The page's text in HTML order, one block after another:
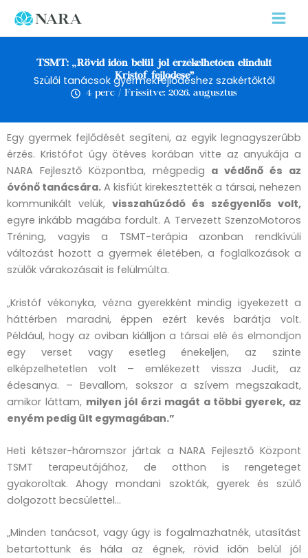
content
TSMT: „Rövid időn belül jól érzékelhetően elindult
Kristóf fejlődése”
Szülői tanácsok gyermekfejlődéshez szakértőktől
4 perc / Frissítve: 2026. augusztus
Egy gyermek fejlődését segíteni, az egyik legnagyszerűbb
érzés. Kristófot úgy ötéves korában vitte az anyukája a
NARA Fejlesztő Központba, mégpedig a védőnő és az
óvónő tanácsára. A kisfiút kirekesztették a társai, nehezen
kommunikált velük, visszahúzódó és szégyenlős volt,
egyre inkább magába fordult. A Tervezett SzenzoMotoros
Tréning, vagyis a TSMT-terápia azonban rendkívüli
változást hozott a gyermek életében, a foglalkozások a
szülők várakozásait is felülmúlta.
„Kristóf vékonyka, vézna gyerekként mindig igyekezett a
háttérben maradni, éppen ezért kevés barátja volt.
Például, hogy az oviban kiálljon a társai elé és elmondjon
egy verset vagy esetleg énekeljen, az szinte
elképzelhetetlen volt – emlékezett vissza Judit, az
édesanya. – Bevallom, sokszor a szívem megszakadt,
amikor láttam, milyen jól érzi magát a többi gyerek, az
enyém pedig ült egymagában.”
Heti kétszer-háromszor jártak a NARA Fejlesztő Központ
TSMT terapeutájához, de otthon is rengeteget
gyakoroltak. Ahogy mondani szokták, gyerek és szülő
dolgozott becsülettel…
„Minden tanácsot, vagy úgy is fogalmazhatnék, utasítást
betartottunk és hála az égnek, rövid időn belül jól